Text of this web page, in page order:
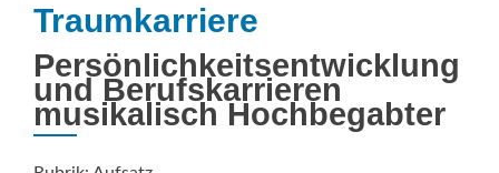
Traumkarriere
Persönlichkeitsentwicklung
und Berufskarrieren
musikalisch Hochbegabter